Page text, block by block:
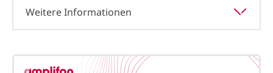
Weitere Informationen